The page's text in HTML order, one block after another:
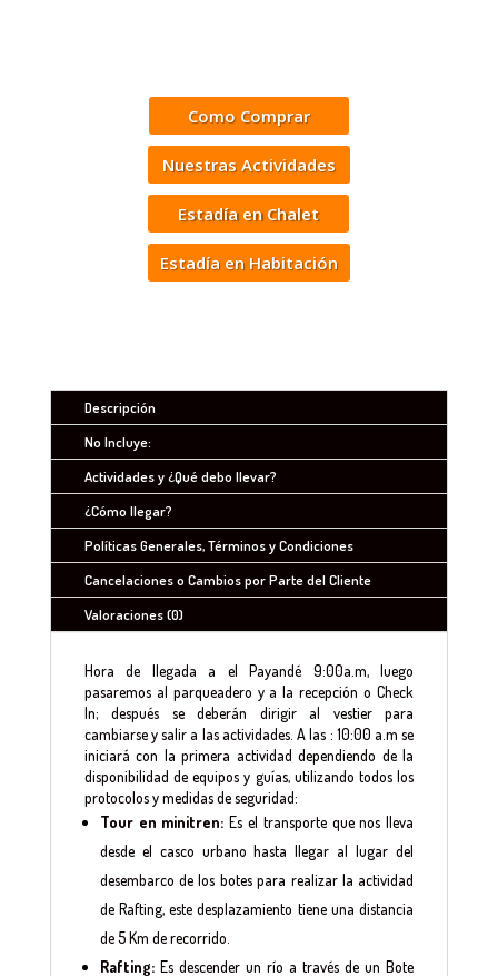
Como Comprar
Nuestras Actividades
Estadía en Chalet
Estadía en Habitación
Descripción
No Incluye:
Actividades y ¿Qué debo llevar?
¿Cómo llegar?
Políticas Generales, Términos y Condiciones
Cancelaciones o Cambios por Parte del Cliente
Valoraciones (0)
Hora de llegada a el Payandé 9:00a.m, luego
pasaremos al parqueadero y a la recepción o Check
In; después se deberán dirigir al vestier para
cambiarse y salir a las actividades. A las : 10:00 a.m se
iniciará con la primera actividad dependiendo de la
disponibilidad de equipos y guías, utilizando todos los
protocolos y medidas de seguridad:
Tour en minitren:Es el transporte que nos lleva
desde el casco urbano hasta llegar al lugar del
desembarco de los botes para realizar la actividad
de Rafting, este desplazamiento tiene una distancia
de 5 Km de recorrido.
Rafting:Es descender un río a través de un Bote